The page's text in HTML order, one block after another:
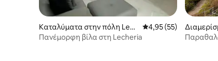
Καταλύματα στην πόλη Lech
eria
Μέση βαθμολογία:
4,95 (55)
Πανέμορφη βίλα στη Lecheria
α στην